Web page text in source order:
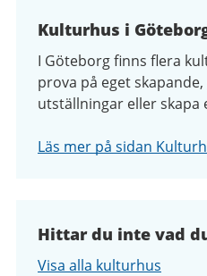
Kulturhus i
I Göteborg finns flera
prova på eget
utställningar eller skapa
Läs mer på sidan
Hittar du inte vad
Visa alla kulturhus